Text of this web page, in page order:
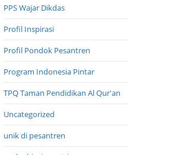
PPS Wajar Dikdas
Profil Inspirasi
Profil Pondok Pesantren
Program Indonesia Pintar
TPQ Taman Pendidikan Al Qur'an
Uncategorized
unik di pesantren